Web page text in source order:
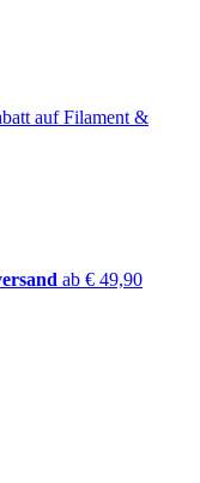
auf Filament &
ab € 49,90